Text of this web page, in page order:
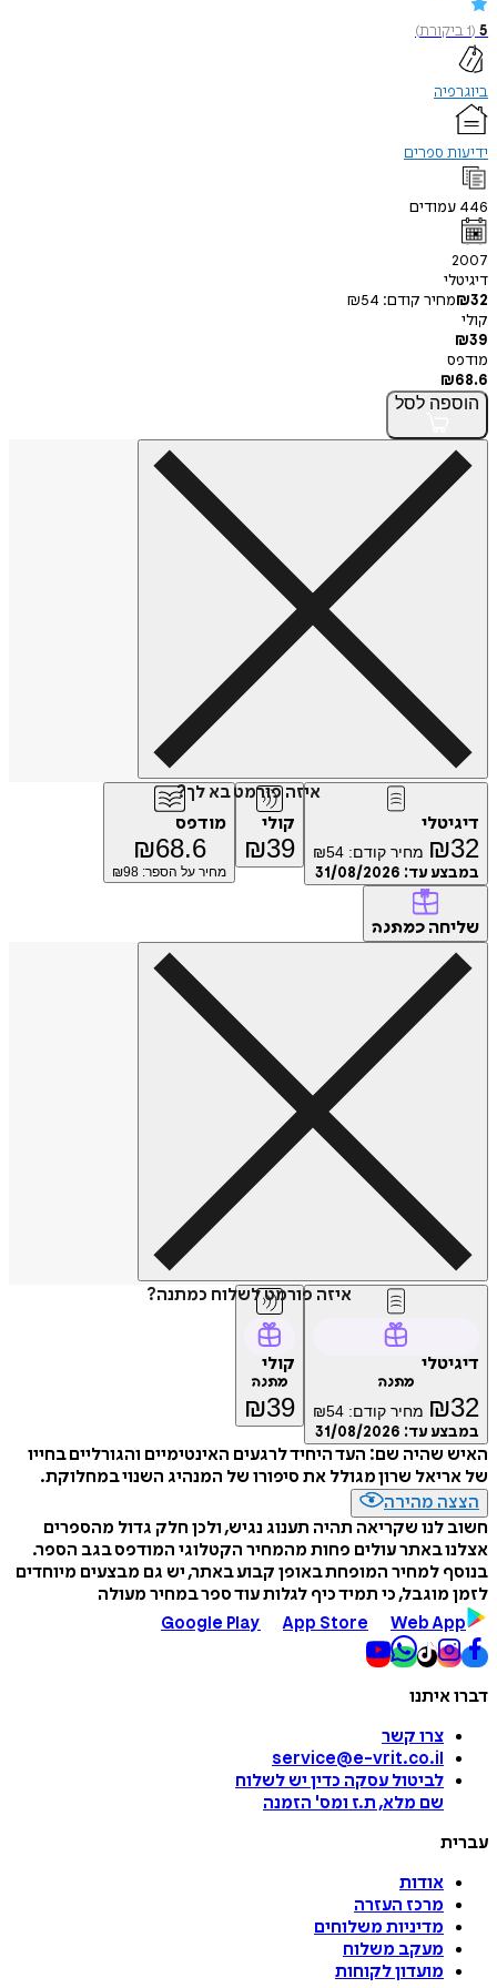
תרומה נוספת של דן לתרבות הפופולרית בישראל הייתה
השתתפותו יחד עם אלי תבור בכתיבת התסריט לסרט "חגיגה
בסנוקר" בשנת 1975.
להשלים את ספרו על אריאל שרון.
5
(
1ביקורת)
ביוגרפיה
ידיעות ספרים
446 עמודים
2007
דיגיטלי
₪32 מחיר קודם: ₪54
קולי
₪39
מודפס
₪68.6
הוספה לסל
איזה פורמט בא לך?
דיגיטלי
₪32 מחיר קודם: ₪54
במבצע עד: 31/08/2026
קולי
₪39
מודפס
₪68.6
מחיר על הספר: ₪ 98
שליחה כמתנה
איזה פורמט לשלוח כמתנה?
דיגיטלי
מתנה
₪32 מחיר קודם: ₪54
במבצע עד: 31/08/2026
קולי
מתנה
₪39
האיש שהיה שם: העד היחיד לרגעים האינטימיים והגורליים בחייו
של אריאל שרון מגולל את סיפורו של המנהיג השנוי במחלוקת.
הצצה מהירה
חשוב לנו שקריאה תהיה תענוג נגיש, ולכן חלק גדול מהספרים
אצלנו באתר עולים פחות מהמחיר הקטלוגי המודפס בגב הספר.
בנוסף למחיר המופחת באופן קבוע באתר, יש גם מבצעים מיוחדים
לזמן מוגבל, כי תמיד כיף לגלות עוד ספר במחיר מעולה
Google Play
App Store Web App
דברו איתנו
צרו קשר
service@e-vrit.co.il
לביטול עסקה כדין יש לשלוח
שם מלא, ת.ז ומס' הזמנה
עברית
אודות
מרכז העזרה
מדיניות משלוחים
מעקב משלוח
מועדון לקוחות